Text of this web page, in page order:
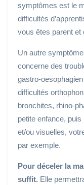
symptômes est le
difficultés
vous êtes parent et
Un autre
concerne des
gastro-
difficultés
bronchites, rhino-
petite enfance,
et/ou visuelles,
par exemple.
Pour déceler la
suffit. Elle